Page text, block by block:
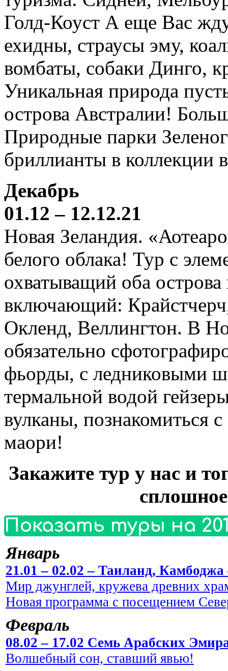
Голд-Коуст А еще Вас
ехидны, страусы эму,
вомбаты, собаки Динго,
Уникальная природа
острова Австралии!
Природные парки
бриллианты в коллекции
Декабрь
01.12 – 12.12.21
Новая Зеландия.
белого облака! Тур с
охватыващий оба
включающий:
Окленд, Веллингтон. В
обязательно
фьорды, с ледниковыми
термальной водой
вулканы, познакомиться
маори!
Закажите тур у нас и
Показать туры на
Январь
21.01 – 02.02 – Таиланд,
Мир джунглей, кружева древних
Новая программа с посещением
Февраль
08.02 – 17.02 Семь Арабских
Волшебный сон, ставший явью!